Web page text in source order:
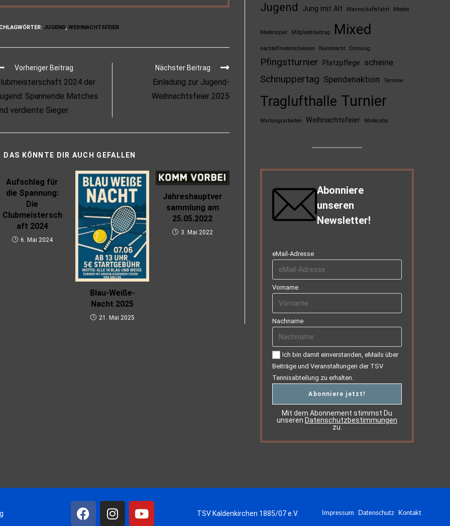
: JUGEND, WEIHNACHTSFEIER
Vorheriger Beitrag
2024 der
Spannende Matches
verdiente Sieger
Nächster Beitrag
Einladung zur Jugend-
Weihnachtsfeier 2025
DAS KÖNNTE DIR AUCH GEFALLEN
Aufschlag für
die Spannung:
Die
Clubmeistersch
aft 2024
6. Mai 2024
Blau-Weiße-
Nacht 2025
21. Mai 2025
Jahreshauptver
sammlung am
25.05.2022
3. Mai 2022
Jugend Jung mit Alt Mannschaftsfahrt Meden
Medenspiel Mitgliedsbeitrag Mixed
nachtelfmeterschiessen Nümbrecht Ordnung
Pfingstturnier Platzpflege scheine
Schnuppertag Spendenaktion Termine
Traglufthalle Turnier
Wartungsarbeiten Weihnachtsfeier Winterabo
Abonniere
unseren
Newsletter!
eMail-Adresse
Vorname
Nachname
Ich bin damit einverstanden, eMails über
Beiträge und Veranstaltungen der TSV
Tennisabteilung zu erhalten.
Mit dem Abonnement stimmst Du
unseren Datenschutzbestimmungen
zu.
TSV Kaldenkirchen 1885/07 e.V. Impressum Datenschutz Kontakt